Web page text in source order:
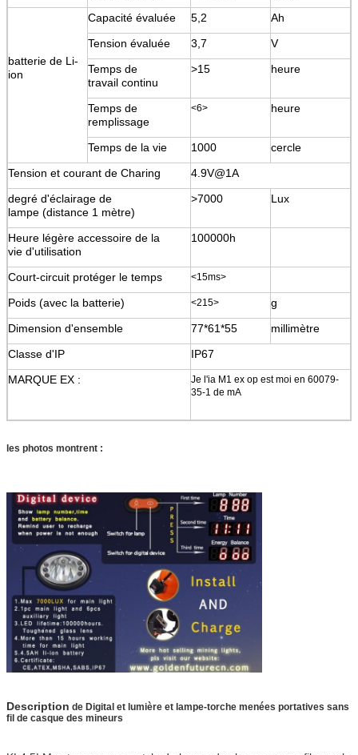
batterie de Li-
ion
Capacité évaluée 5,2
Ah
Tension évaluée
3,7
V
Temps de
travail continu
>15 heure
Temps de
remplissage
<6> heure
Temps de la vie 1000
cercle
Tension et courant de Charing
4.9V@1A
degré d'éclairage de
lampe (distance 1 mètre)
>7000 Lux
Heure légère accessoire de la
vie d'utilisation
100000h
Court-circuit protéger le temps <15ms>
Poids (avec la batterie) <215>
g
Dimension d'ensemble
77*61*55
millimètre
Classe d'IP
IP67
MARQUE EX :
Je l'ia M1 ex op est moi en 60079-
35-1 de mA
les photos montrent :
Description de Digital et lumière et lampe-torche menées portatives sans
fil de casque des mineurs